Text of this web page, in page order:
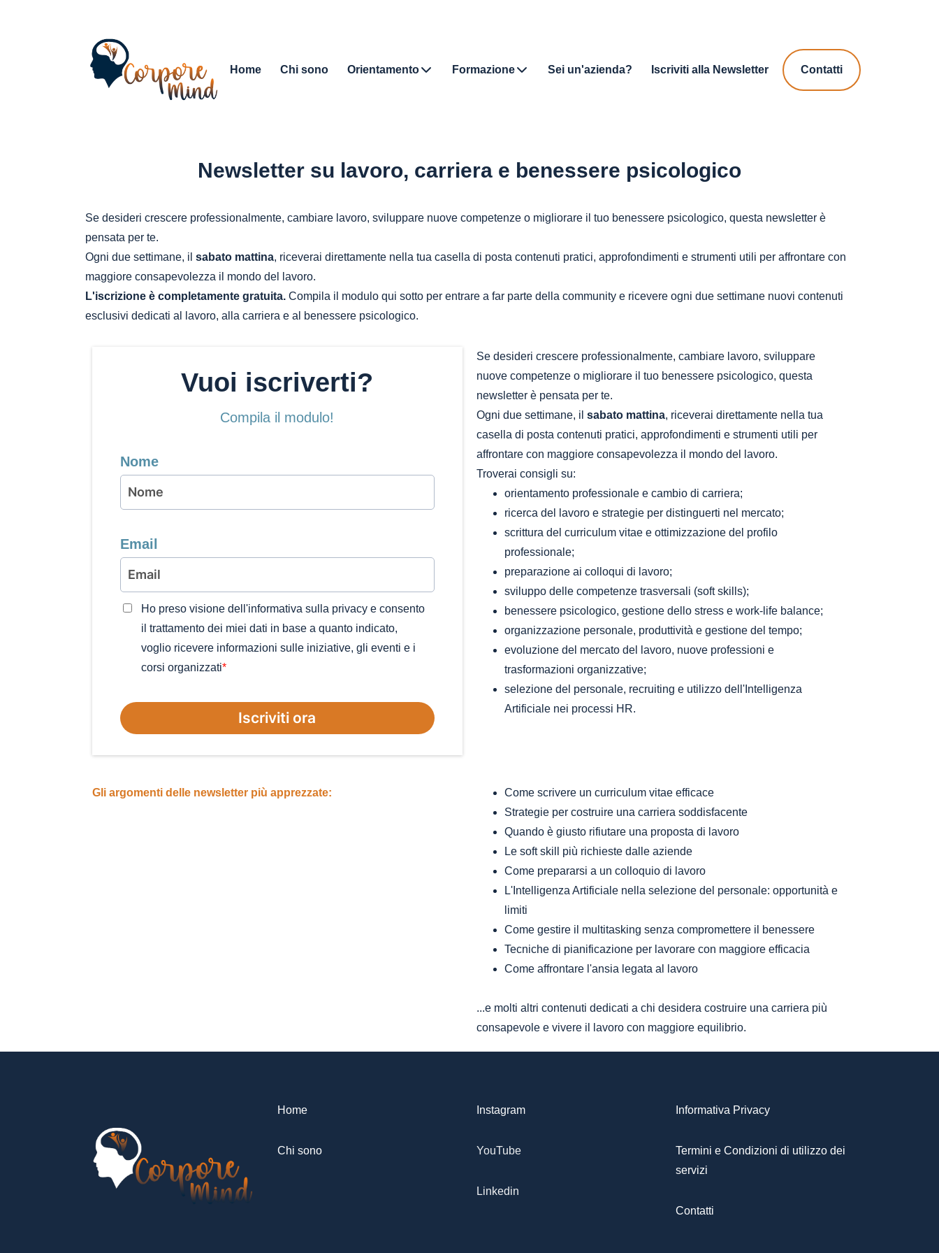
Home Chi sono Orientamento Formazione Sei un'azienda? Iscriviti alla Newsletter Contatti
Newsletter su lavoro, carriera e benessere psicologico
Se desideri crescere professionalmente, cambiare lavoro, sviluppare nuove competenze o migliorare il tuo benessere psicologico, questa newsletter è
pensata per te.
Ogni due settimane, il sabato mattina, riceverai direttamente nella tua casella di posta contenuti pratici, approfondimenti e strumenti utili per affrontare con
maggiore consapevolezza il mondo del lavoro.
L'iscrizione è completamente gratuita. Compila il modulo qui sotto per entrare a far parte della community e ricevere ogni due settimane nuovi contenuti
esclusivi dedicati al lavoro, alla carriera e al benessere psicologico.
Vuoi iscriverti?
Compila il modulo!
Nome
Email
Ho preso visione dell'informativa sulla privacy e consento
il trattamento dei miei dati in base a quanto indicato,
voglio ricevere informazioni sulle iniziative, gli eventi e i
corsi organizzati*
Iscriviti ora
Se desideri crescere professionalmente, cambiare lavoro, sviluppare
nuove competenze o migliorare il tuo benessere psicologico, questa
newsletter è pensata per te.
Ogni due settimane, il sabato mattina, riceverai direttamente nella tua
casella di posta contenuti pratici, approfondimenti e strumenti utili per
affrontare con maggiore consapevolezza il mondo del lavoro.
Troverai consigli su:
orientamento professionale e cambio di carriera;
ricerca del lavoro e strategie per distinguerti nel mercato;
scrittura del curriculum vitae e ottimizzazione del profilo
professionale;
preparazione ai colloqui di lavoro;
sviluppo delle competenze trasversali (soft skills);
benessere psicologico, gestione dello stress e work-life balance;
organizzazione personale, produttività e gestione del tempo;
evoluzione del mercato del lavoro, nuove professioni e
trasformazioni organizzative;
selezione del personale, recruiting e utilizzo dell'Intelligenza
Artificiale nei processi HR.
Gli argomenti delle newsletter più apprezzate:
Come scrivere un curriculum vitae efficace
Strategie per costruire una carriera soddisfacente
Quando è giusto rifiutare una proposta di lavoro
Le soft skill più richieste dalle aziende
Come prepararsi a un colloquio di lavoro
L'Intelligenza Artificiale nella selezione del personale: opportunità e
limiti
Come gestire il multitasking senza compromettere il benessere
Tecniche di pianificazione per lavorare con maggiore efficacia
Come affrontare l'ansia legata al lavoro
...e molti altri contenuti dedicati a chi desidera costruire una carriera più
consapevole e vivere il lavoro con maggiore equilibrio.
Home
Chi sono
Instagram
YouTube
Linkedin
Informativa Privacy
Termini e Condizioni di utilizzo dei
servizi
Contatti